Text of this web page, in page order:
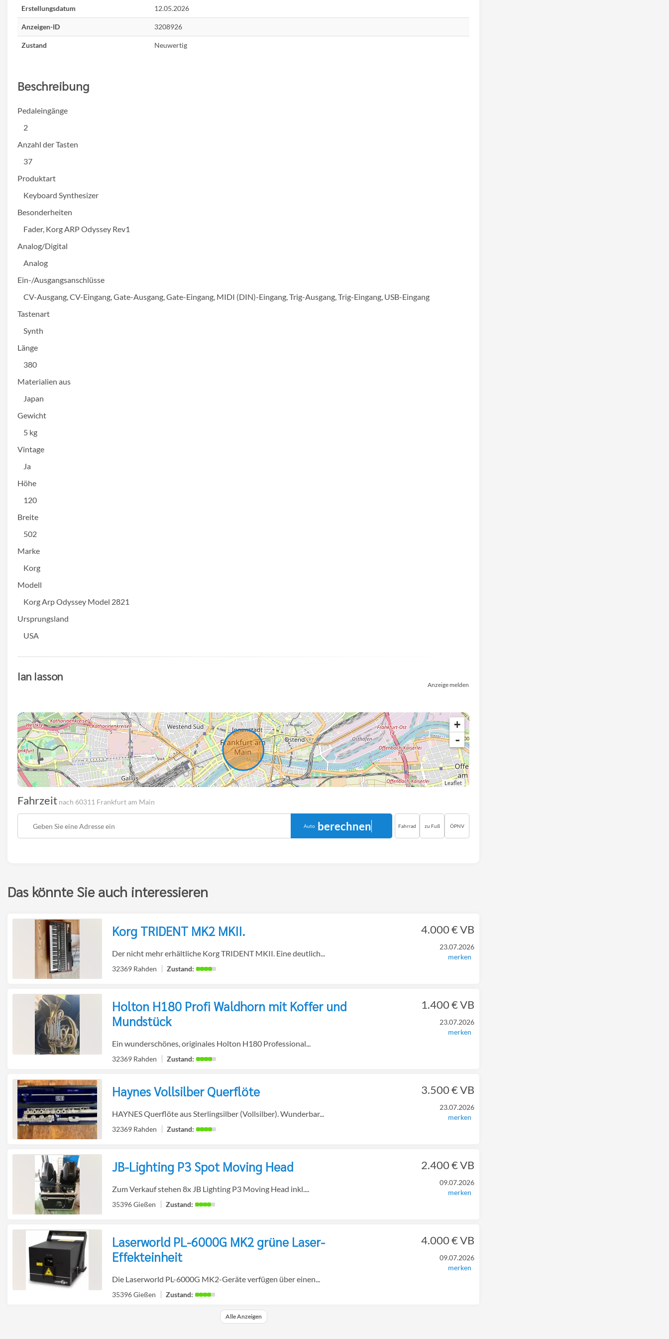
Erstellungsdatum 12.05.2026
Anzeigen-ID 3208926
Zustand Neuwertig
Beschreibung
Pedaleingänge
2
Anzahl der Tasten
37
Produktart
Keyboard Synthesizer
Besonderheiten
Fader, Korg ARP Odyssey Rev1
Analog/Digital
Analog
Ein-/Ausgangsanschlüsse
CV-Ausgang, CV-Eingang, Gate-Ausgang, Gate-Eingang, MIDI (DIN)-Eingang, Trig-Ausgang, Trig-Eingang, USB-Eingang
Tastenart
Synth
Länge
380
Materialien aus
Japan
Gewicht
5 kg
Vintage
Ja
Höhe
120
Breite
502
Marke
Korg
Modell
Korg Arp Odyssey Model 2821
Ursprungsland
USA
Ian Iasson
Anzeige melden
+
-
Leaflet
Fahrzeit nach 60311 Frankfurt am Main
Route
Auto berechnen Fahrrad zu Fuß ÖPNV
Das könnte Sie auch interessieren
zur
Korg TRIDENT MK2 MKII.
Der nicht mehr erhältliche Korg TRIDENT MKII. Eine deutlich...
32369 Rahden
4.000 € VB
23.07.2026
merken
Detailseite
Holton H180 Profi Waldhorn mit Koffer und
Mundstück
Ein wunderschönes, originales Holton H180 Professional...
32369 Rahden
1.400 € VB
23.07.2026
merken
zur
Detailseite
Haynes Vollsilber Querflöte
HAYNES Querflöte aus Sterlingsilber (Vollsilber). Wunderbar...
32369 Rahden
3.500 € VB
23.07.2026
merken
zur
Detailseite
JB-Lighting P3 Spot Moving Head
Zum Verkauf stehen 8x JB Lighting P3 Moving Head inkl....
35396 Gießen
2.400 € VB
09.07.2026
merken
Laserworld PL-6000G MK2 grüne Laser-
Effekteinheit
Die Laserworld PL-6000G MK2-Geräte verfügen über einen...
35396 Gießen
4.000 € VB
09.07.2026
merken
Alle Anzeigen